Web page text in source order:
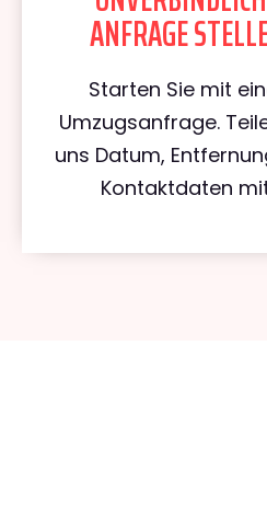
ANFRAGE
Starten Sie mit
Umzugsanfrage.
uns Datum,
Kontaktdaten